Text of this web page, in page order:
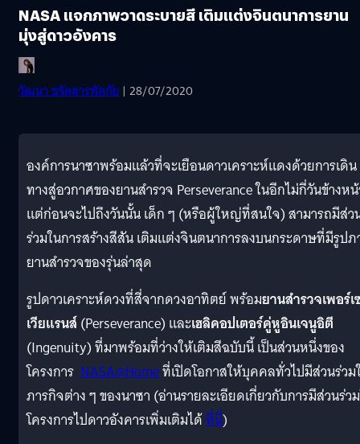
NASA แจกภาพวาดระบายสี เติมแต่งจินตนาการยาน
มุ่งสู่ดาวอังคาร
วัฒนา ขจัดสารพัดภัย | 28/07/2020
องค์การนาซาพร้อมแล้วที่จะเยือนดาวเคราะห์แดงด้วยการเดิน
ทางสู่อวกาศของยานสำรวจ Perseverance ในอีกไม่กี่วันข้างห
แต่ก่อนจะไปถึงวันนั้น เด็ก ๆ (หรือผู้ใหญ่ที่สนใจ) สามารถมีส่ว
ร่วมในการสร้างสีสัน เติมแต่งจินตนาการลงบนกระดาษที่มีรูป
ยานสำรวจของรุ่นล่าสุด
รูปดาวเคราะห์ดวงที่สี่จากดวงอาทิตย์ พร้อมยานสำรวจเพอร์เ
เวียแรนส์(Perseverance) และเฮลิคอปเตอร์คู่หูอินเจนูอิตี
(Ingenuity) ที่มาพร้อมที่ว่างให้เติมสีฉบับนี้ เป็นส่วนหนึ่งของ
โครงการ NASA@Homeที่เปิดโอกาสให้บุคคลทั่วไปมีส่วนร่วม
ภารกิจต่าง ๆ ของนาซา (อ่านรายละเอียดเกี่ยวกับการมีส่วนร่ว
โครงการไปดาวอังคารเพิ่มเติมได้ที่นี่)